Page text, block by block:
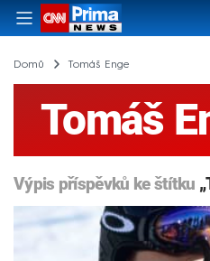
Domů Tomáš Enge
Tomáš
Výpis příspěvků ke štítku